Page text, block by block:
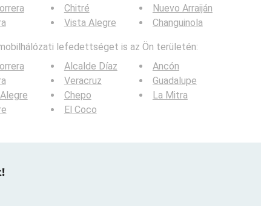
Chitré
Vista Alegre
Nuevo Arraiján
Changuinola
lefedettséget is az Ön területén:
Alcalde Díaz
Veracruz
Chepo
El Coco
Ancón
Guadalupe
La Mitra